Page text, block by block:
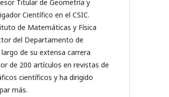
Titular de Geometría y
Científico en el CSIC.
de Matemáticas y Física
del Departamento de
de su extensa carrera
de 200 artículos en revistas de
científicos y ha dirigido
más.